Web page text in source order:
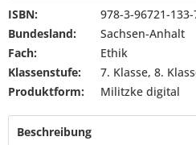
ISBN:
978-3-96721-133-
Bundesland:
Sachsen-Anhalt
Fach:
Ethik
Klassenstufe:
7. Klasse, 8.
Produktform:
Militzke digital
Beschreibung